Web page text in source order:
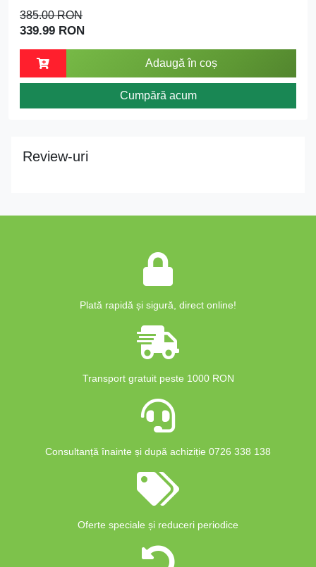
385.00 RON
339.99 RON
Adaugă în coș
Cumpără acum
Review-uri
Plată rapidă și sigură, direct online!
Transport gratuit peste 1000 RON
Consultanță înainte și după achiziție 0726 338 138
Oferte speciale și reduceri periodice